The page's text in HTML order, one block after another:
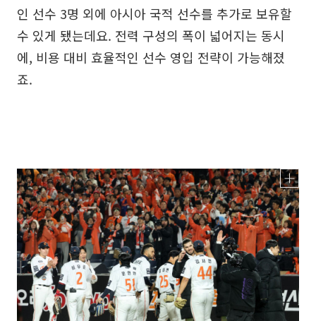
인 선수 3명 외에 아시아 국적 선수를 추가로 보유할
수 있게 됐는데요. 전력 구성의 폭이 넓어지는 동시
에, 비용 대비 효율적인 선수 영입 전략이 가능해졌
죠.